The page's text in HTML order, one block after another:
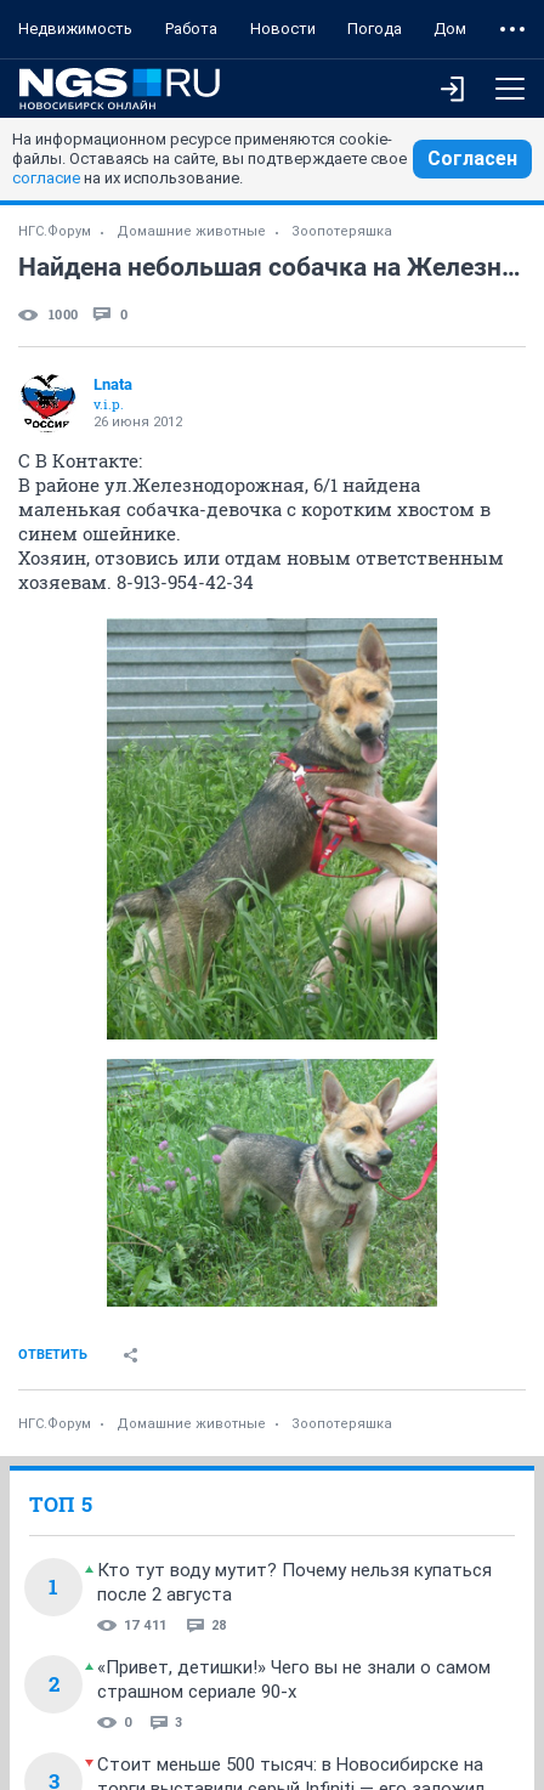
Недвижимость Работа Новости Погода Дом
На информационном ресурсе применяются cookie-
файлы. Оставаясь на сайте, вы подтверждаете свое
согласие на их использование.
Согласен
НГС.Форум Домашние животные Зоопотеряшка
Найдена небольшая собачка на Железнодорожной.
1000 0
Lnata
v.i.p.
26 июня 2012
С В Контакте:
В районе ул.Железнодорожная, 6/1 найдена
маленькая собачка-девочка с коротким хвостом в
синем ошейнике.
Хозяин, отзовись или отдам новым ответственным
хозяевам. 8-913-954-42-34
ОТВЕТИТЬ
НГС.Форум Домашние животные Зоопотеряшка
ТОП 5
1
Кто тут воду мутит? Почему нельзя купаться
после 2 августа
17 411 28
2
«Привет, детишки!» Чего вы не знали о самом
страшном сериале 90-х
0 3
3
Стоит меньше 500 тысяч: в Новосибирске на